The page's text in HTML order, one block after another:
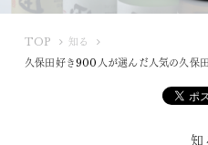
TOP
U
知る
久保田好き900人が選んだ人気の久保
知